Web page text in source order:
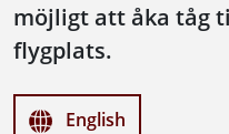
möjligt att åka tåg
flygplats.
English